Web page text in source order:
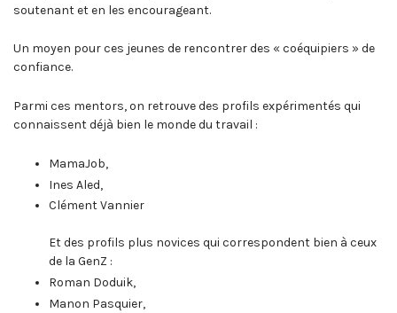
soutenant et en les encourageant.
Un moyen pour ces jeunes de rencontrer des « coéquipiers » de
confiance.
Parmi ces mentors, on retrouve des profils expérimentés qui
connaissent déjà bien le monde du travail :
MamaJob,
Ines Aled,
Clément Vannier
Et des profils plus novices qui correspondent bien à ceux
de la GenZ :
Roman Doduik,
Manon Pasquier,